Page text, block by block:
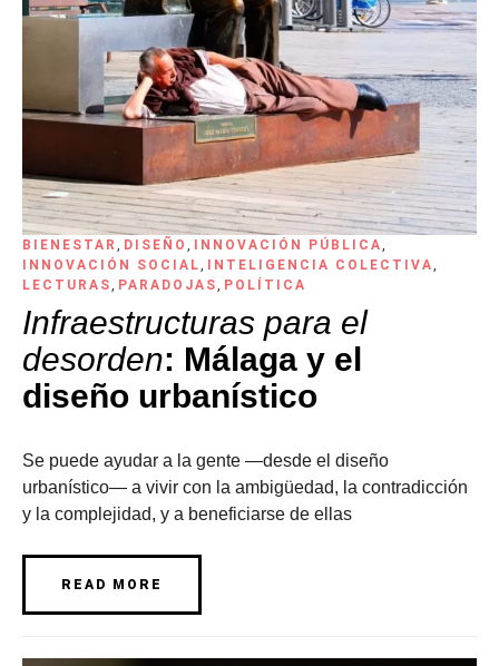
BIENESTAR , DISEÑO , INNOVACIÓN PÚBLICA,
INNOVACIÓN SOCIAL, INTELIGENCIA COLECTIVA,
LECTURAS, PARADOJAS, POLÍTICA
Infraestructuras para el
desorden: Málaga y el
diseño urbanístico
Se puede ayudar a la gente ―desde el diseño
urbanístico― a vivir con la ambigüedad, la contradicción
y la complejidad, y a beneficiarse de ellas
READ MORE